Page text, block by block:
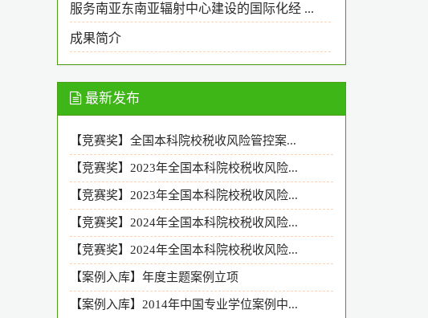
服务南亚东南亚辐射中心建设的国际化经 ...
成果简介
最新发布
【竞赛奖】全国本科院校税收风险管控案...
【竞赛奖】2023年全国本科院校税收风险...
【竞赛奖】2023年全国本科院校税收风险...
【竞赛奖】2024年全国本科院校税收风险...
【竞赛奖】2024年全国本科院校税收风险...
【案例入库】年度主题案例立项
【案例入库】2014年中国专业学位案例中...